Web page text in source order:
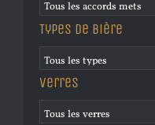
Types de bière
Verres